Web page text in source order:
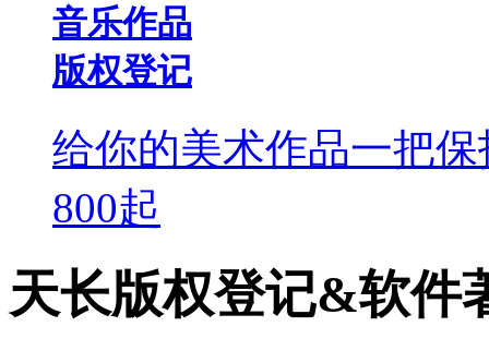
音乐作品
版权登记
给你的美术作品一把保
800起
天长版权登记&软件